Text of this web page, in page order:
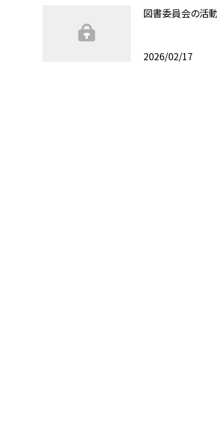
図書委員会の活
2026/02/17